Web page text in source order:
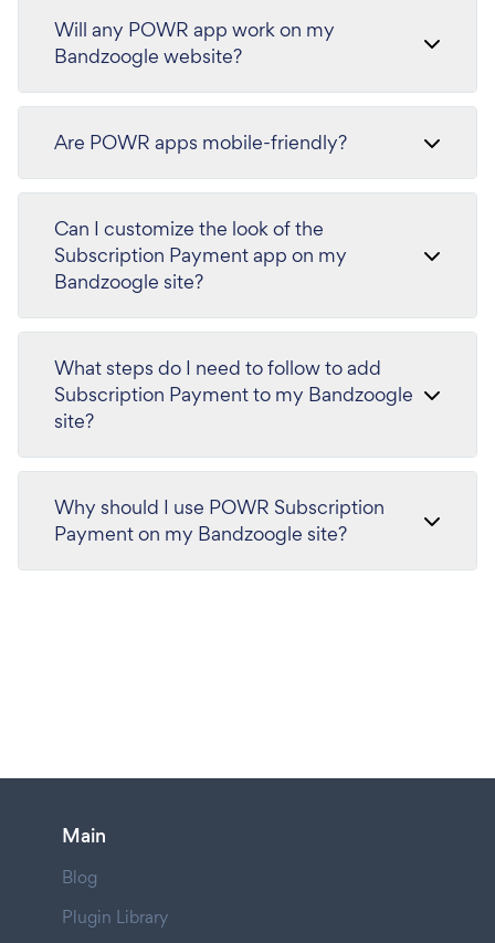
Will any POWR app work on my
Bandzoogle website?
Are POWR apps mobile-friendly?
Can I customize the look of the
Subscription Payment app on my
Bandzoogle site?
What steps do I need to follow to add
Subscription Payment to my Bandzoogle
site?
Why should I use POWR Subscription
Payment on my Bandzoogle site?
Main
Blog
Plugin Library